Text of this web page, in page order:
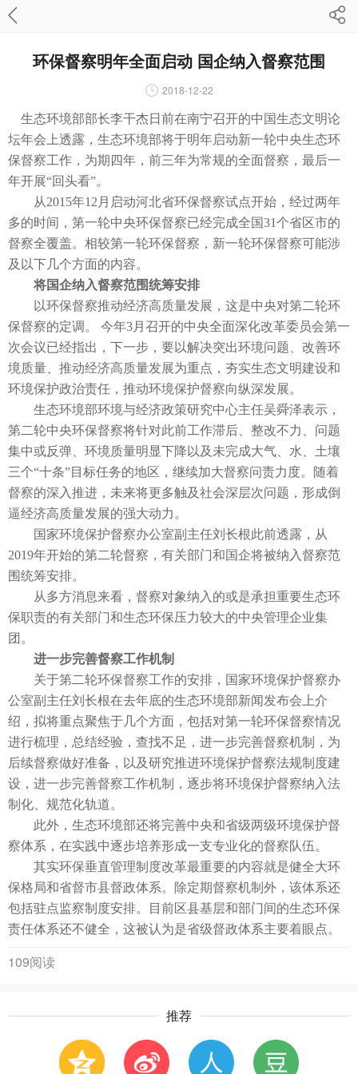
环保督察明年全面启动 国企纳入督察范围
2018-12-22
生态环境部部长李干杰日前在南宁召开的中国生态文明论
坛年会上透露，生态环境部将于明年启动新一轮中央生态环
保督察工作，为期四年，前三年为常规的全面督察，最后一
年开展“回头看”。
从2015年12月启动河北省环保督察试点开始，经过两年
多的时间，第一轮中央环保督察已经完成全国31个省区市的
督察全覆盖。相较第一轮环保督察，新一轮环保督察可能涉
及以下几个方面的内容。
将国企纳入督察范围统筹安排
以环保督察推动经济高质量发展，这是中央对第二轮环
保督察的定调。 今年3月召开的中央全面深化改革委员会第一
次会议已经指出，下一步，要以解决突出环境问题、改善环
境质量、推动经济高质量发展为重点，夯实生态文明建设和
环境保护政治责任，推动环境保护督察向纵深发展。
生态环境部环境与经济政策研究中心主任吴舜泽表示，
第二轮中央环保督察将针对此前工作滞后、整改不力、问题
集中或反弹、环境质量明显下降以及未完成大气、水、土壤
三个“十条”目标任务的地区，继续加大督察问责力度。随着
督察的深入推进，未来将更多触及社会深层次问题，形成倒
逼经济高质量发展的强大动力。
国家环境保护督察办公室副主任刘长根此前透露，从
2019年开始的第二轮督察，有关部门和国企将被纳入督察范
围统筹安排。
从多方消息来看，督察对象纳入的或是承担重要生态环
保职责的有关部门和生态环保压力较大的中央管理企业集
团。
进一步完善督察工作机制
关于第二轮环保督察工作的安排，国家环境保护督察办
公室副主任刘长根在去年底的生态环境部新闻发布会上介
绍，拟将重点聚焦于几个方面，包括对第一轮环保督察情况
进行梳理，总结经验，查找不足，进一步完善督察机制，为
后续督察做好准备，以及研究推进环境保护督察法规制度建
设，进一步完善督察工作机制，逐步将环境保护督察纳入法
制化、规范化轨道。
此外，生态环境部还将完善中央和省级两级环境保护督
察体系，在实践中逐步培养形成一支专业化的督察队伍。
其实环保垂直管理制度改革最重要的内容就是健全大环
保格局和省督市县督政体系。除定期督察机制外，该体系还
包括驻点监察制度安排。目前区县基层和部门间的生态环保
责任体系还不健全，这被认为是省级督政体系主要着眼点。
109阅读
推荐